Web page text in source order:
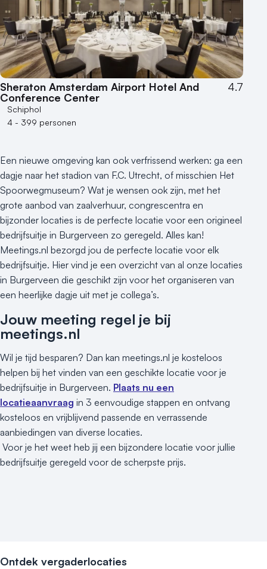
Sheraton Amsterdam Airport Hotel And
Conference Center
4.7
Schiphol
4 - 399 personen
Een nieuwe omgeving kan ook verfrissend werken: ga een
dagje naar het stadion van F.C. Utrecht, of misschien Het
Spoorwegmuseum? Wat je wensen ook zijn, met het
grote aanbod van zaalverhuur, congrescentra en
bijzonder locaties is de perfecte locatie voor een origineel
bedrijfsuitje in Burgerveen zo geregeld. Alles kan!
Meetings.nl bezorgd jou de perfecte locatie voor elk
bedrijfsuitje. Hier vind je een overzicht van al onze locaties
in Burgerveen die geschikt zijn voor het organiseren van
een heerlijke dagje uit met je collega’s.
Jouw meeting regel je bij
meetings.nl
Wil je tijd besparen? Dan kan meetings.nl je kosteloos
helpen bij het vinden van een geschikte locatie voor je
bedrijfsuitje in Burgerveen. Plaats nu een
locatieaanvraag in 3 eenvoudige stappen en ontvang
kosteloos en vrijblijvend passende en verrassende
aanbiedingen van diverse locaties.
Voor je het weet heb jij een bijzondere locatie voor jullie
bedrijfsuitje geregeld voor de scherpste prijs.
Ontdek vergaderlocaties